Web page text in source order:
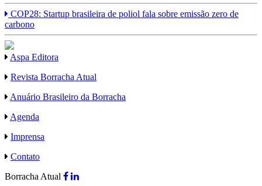
COP28: Startup brasileira de poliol fala sobre emissão zero de
carbono
Aspa Editora
Revista Borracha Atual
Anuário Brasileiro da Borracha
Agenda
Imprensa
Contato
Borracha Atual